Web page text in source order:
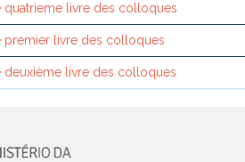
quatrieme livre des colloques
premier livre des colloques
deuxième livre des colloques